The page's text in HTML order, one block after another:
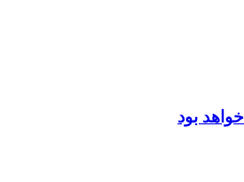
بود